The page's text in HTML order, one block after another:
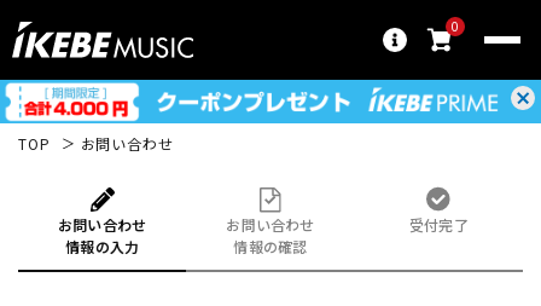
0
TOP お問い合わせ
お問い合わせ
情報の入力
お問い合わせ
情報の確認
受付完了